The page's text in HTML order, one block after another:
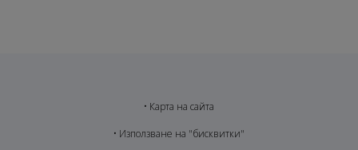
• Карта на сайта
• Използване на "бисквитки"